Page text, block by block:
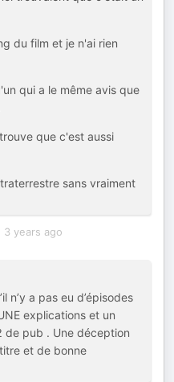
du film et je n'ai rien
qui a le même avis que
que c'est aussi
sans vraiment
3 years ago
n’y a pas eu d’épisodes
explications et un
de pub . Une déception
et de bonne